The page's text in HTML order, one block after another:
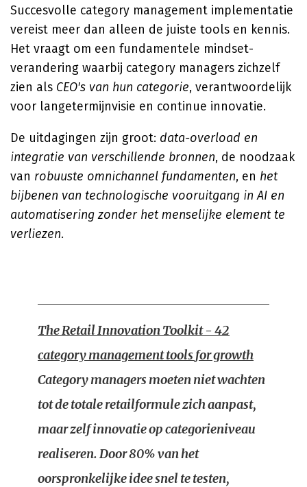
Succesvolle category management implementatie
vereist meer dan alleen de juiste tools en kennis.
Het vraagt om een fundamentele mindset-
verandering waarbij category managers zichzelf
zien als CEO's van hun categorie, verantwoordelijk
voor langetermijnvisie en continue innovatie.
De uitdagingen zijn groot: data-overload en
integratie van verschillende bronnen, de noodzaak
van robuuste omnichannel fundamenten, en het
bijbenen van technologische vooruitgang in AI en
automatisering zonder het menselijke element te
verliezen.
The Retail Innovation Toolkit - 42
category management tools for growth
Category managers moeten niet wachten
tot de totale retailformule zich aanpast,
maar zelf innovatie op categorieniveau
realiseren. Door 80% van het
oorspronkelijke idee snel te testen,